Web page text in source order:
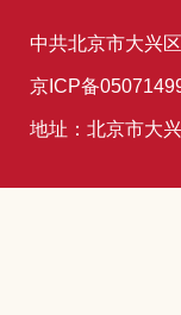
中共北京市大兴
京ICP备
地址：北京市大